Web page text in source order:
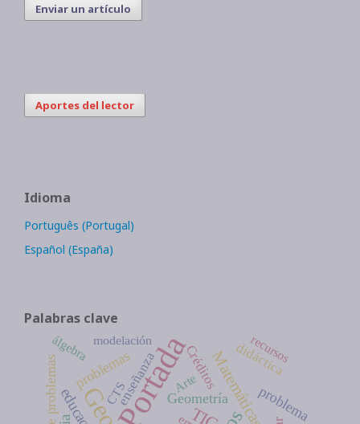
Enviar un artículo
Aportes del lector
Idioma
Português (Portugal)
Español (España)
Palabras clave
PortadaMatemáticasproblema
Geometría
problemas Créditos didáctica
enseñanza
álgebra modelación
Arte
recursos
CTS